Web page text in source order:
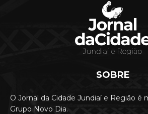
SOBRE
O Jornal da Cidade Jundiaí e Região é
Grupo Novo Dia.